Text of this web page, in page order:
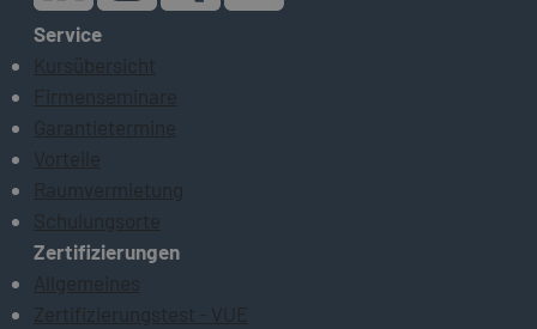
Service
Kursübersicht
Firmenseminare
Garantietermine
Vorteile
Raumvermietung
Schulungsorte
Zertifizierungen
Allgemeines
Zertifizierungstest - VUE